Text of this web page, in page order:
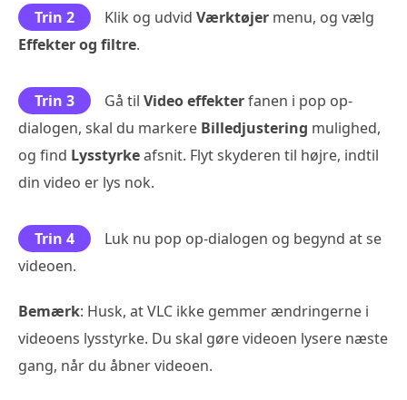
Trin 2 Klik og udvid Værktøjer menu, og vælg
Effekter og filtre.
Trin 3 Gå til Video effekterfanen i pop op-
dialogen, skal du markere Billedjustering mulighed,
og find Lysstyrkeafsnit. Flyt skyderen til højre, indtil
din video er lys nok.
Trin 4
Luk nu pop op-dialogen og begynd at se
videoen.
Bemærk: Husk, at VLC ikke gemmer ændringerne i
videoens lysstyrke. Du skal gøre videoen lysere næste
gang, når du åbner videoen.